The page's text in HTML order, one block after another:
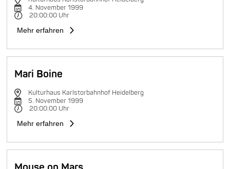
4. November 1999
20:00:00 Uhr
Mehr erfahren
Mari Boine
Kulturhaus Karlstorbahnhof Heidelberg
5. November 1999
20:00:00 Uhr
Mehr erfahren